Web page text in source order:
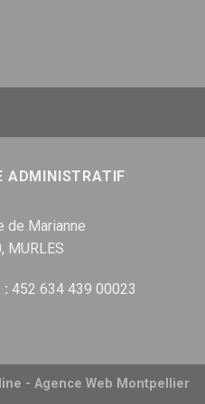
ADMINISTRATIF
de Marianne
MURLES
: 452 634 439 00023
- Agence Web Montpellier